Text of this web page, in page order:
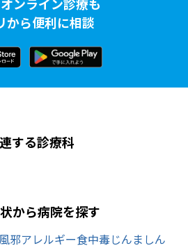
から便利に相談
する診療科
から病院を探す
風邪アレルギー食中毒じんましん